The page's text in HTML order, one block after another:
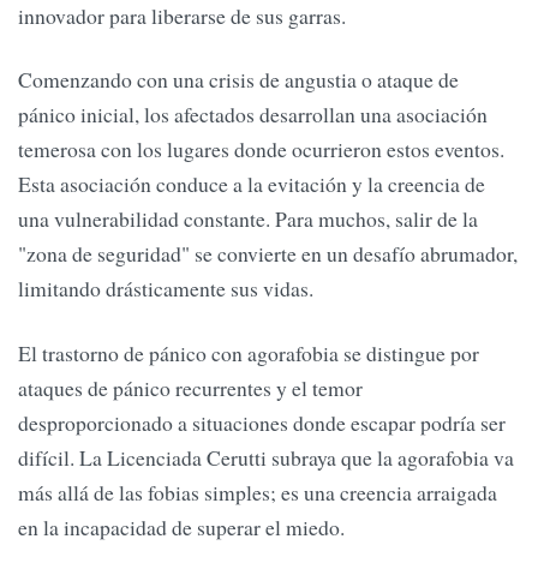
innovador para liberarse de sus garras.
Comenzando con una crisis de angustia o ataque de
pánico inicial, los afectados desarrollan una asociación
temerosa con los lugares donde ocurrieron estos eventos.
Esta asociación conduce a la evitación y la creencia de
una vulnerabilidad constante. Para muchos, salir de la
"zona de seguridad" se convierte en un desafío abrumador,
limitando drásticamente sus vidas.
El trastorno de pánico con agorafobia se distingue por
ataques de pánico recurrentes y el temor
desproporcionado a situaciones donde escapar podría ser
difícil. La Licenciada Cerutti subraya que la agorafobia va
más allá de las fobias simples; es una creencia arraigada
en la incapacidad de superar el miedo.